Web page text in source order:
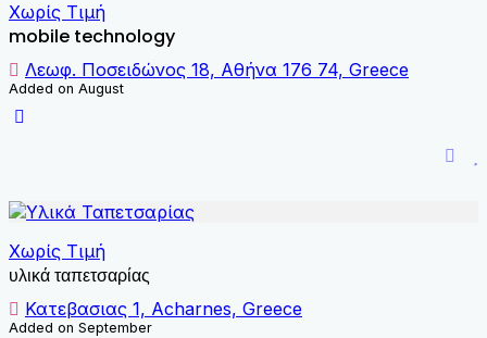
Χωρίς Τιμή
mobile technology
Λεωφ. Ποσειδώνος 18, Αθήνα 176 74, Greece
Added on August
Χωρίς Τιμή
υλικά ταπετσαρίας
Κατεβασιας 1, Acharnes, Greece
Added on September